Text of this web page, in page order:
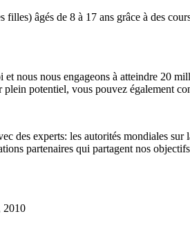
âgés de 8 à 17 ans grâce à des
nous nous engageons à atteindre 20
potentiel, vous pouvez également
des experts: les autorités mondiales
partenaires qui partagent nos
2010